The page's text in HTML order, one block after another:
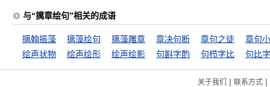
与“摛章绘句”相关的成语
摛翰振藻 摛藻绘句 摛藻雕章 章决句断 章句之徒
章句
绘声状物
绘声绘形 绘声绘影 句斟字酌 句栉字比 句比
关于我们 | 联系方式|